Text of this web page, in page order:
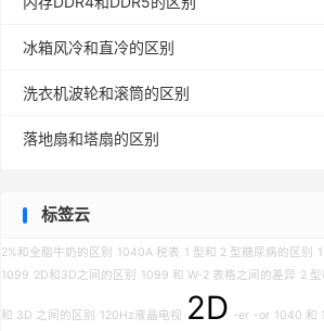
冰箱风冷和直冷的区别
洗衣机波轮和滚筒的区别
落地扇和塔扇的区别
标签云
2%和全脂牛奶的区别 1040A 税表 1 型和 2 型糖尿病的区别
1099 2D和3D之间的区别 1099 和 W-2 表格之间的差异 2
和 3D 之间的区别 120Hz液晶电视 2D -er -or 1040 和